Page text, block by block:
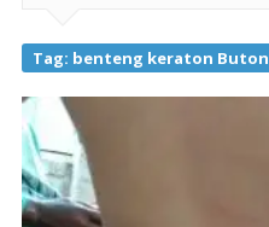
Tag: benteng keraton Buton